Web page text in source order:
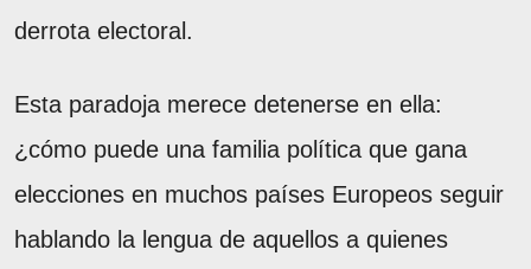
derrota electoral.
Esta paradoja merece detenerse en ella:
¿cómo puede una familia política que gana
elecciones en muchos países Europeos seguir
hablando la lengua de aquellos a quienes